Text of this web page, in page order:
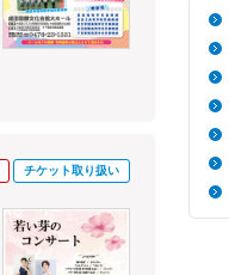
チケット取り扱い